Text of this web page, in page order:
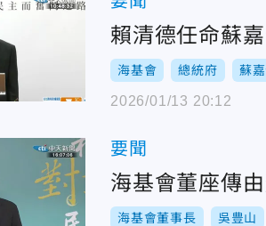
賴清德任命蘇
海基會 總統府 蘇
2026/01/13 20:12
要聞
海基會董座傳
海基會董事長 吳豊山